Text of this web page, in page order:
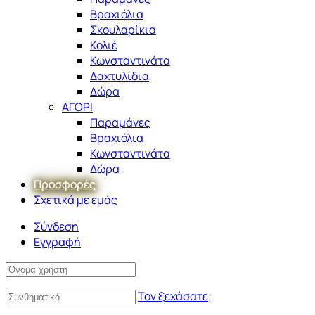
Βραχιόλια
Σκουλαρίκια
Κολιέ
Κωνσταντινάτα
Δαχτυλίδια
Δώρα
ΑΓΟΡΙ
Παραμάνες
Βραχιόλια
Κωνσταντινάτα
Δώρα
Προσφορές
Σχετικά με εμάς
Σύνδεση
Εγγραφή
Τον ξεχάσατε;